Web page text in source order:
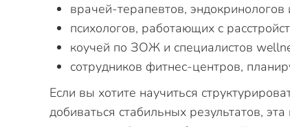
врачей-терапевтов, эндокринологов
психологов, работающих с
коучей по ЗОЖ и специалистов
сотрудников фитнес-центров,
Если вы хотите научиться
добиваться стабильных результатов,